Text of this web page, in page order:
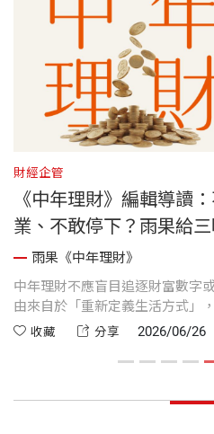
財經企管
《中年理財》編輯導讀
業、不敢停下？雨果給
方，找回人生的選擇權！
雨果《中年理財》
中年理財不應盲目追逐財富數字
由來自於「重新定義生活方式」
財務門檻，並搭配低成本、穩健
收藏 分享 2026/06/26